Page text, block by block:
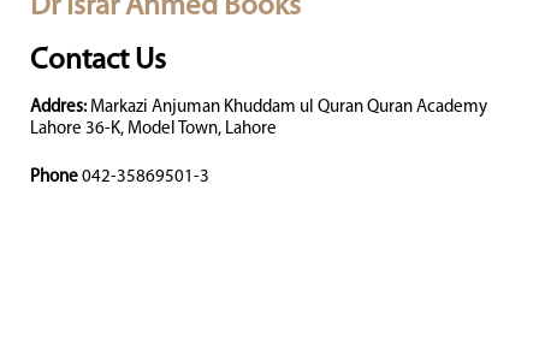
Dr Israr Ahmed Books
Contact Us
Addres: Markazi Anjuman Khuddam ul Quran Quran Academy
Lahore 36-K, Model Town, Lahore
Phone 042-35869501-3